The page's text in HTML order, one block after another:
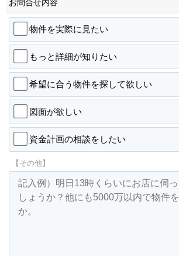
お問合せ内容
物件を実際に見たい
もっと詳細が知りたい
希望に合う物件を探して欲しい
図面が欲しい
資金計画の相談をしたい
【その他】